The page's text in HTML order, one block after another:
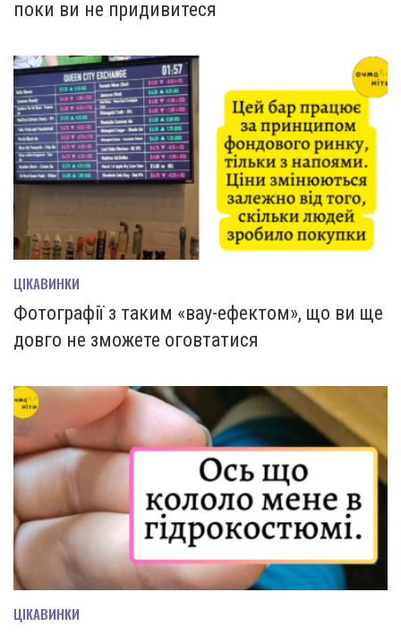
поки ви не придивитеся
ЦІКАВИНКИ
Фотографії з таким «вау-ефектом», що ви ще
довго не зможете оговтатися
ЦІКАВИНКИ